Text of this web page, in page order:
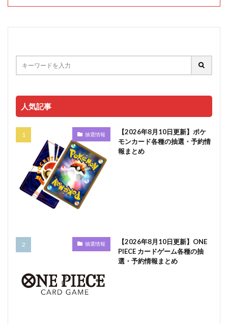
人気記事
抽選情報
【2026年8月10日更新】ポケ
モンカード各種の抽選・予約情
報まとめ
抽選情報
【2026年8月10日更新】ONE
PIECE カードゲーム各種の抽
選・予約情報まとめ